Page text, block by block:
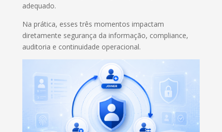
adequado.
Na prática, esses três momentos impactam
diretamente segurança da informação, compliance,
auditoria e continuidade operacional.